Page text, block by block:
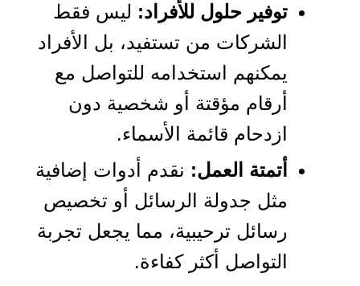
توفير حلول للأفراد: ليس فقط
الشركات من تستفيد، بل الأفراد
يمكنهم استخدامه للتواصل مع
أرقام مؤقتة أو شخصية دون
ازدحام قائمة الأسماء.
أتمتة العمل: نقدم أدوات إضافية
مثل جدولة الرسائل أو تخصيص
رسائل ترحيبية، مما يجعل تجربة
التواصل أكثر كفاءة.